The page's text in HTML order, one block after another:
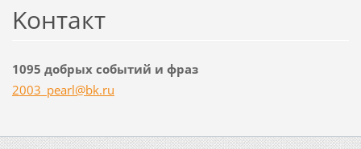
Koнтакт
1095 добрых событий и фраз
2003_pearl@bk.ru